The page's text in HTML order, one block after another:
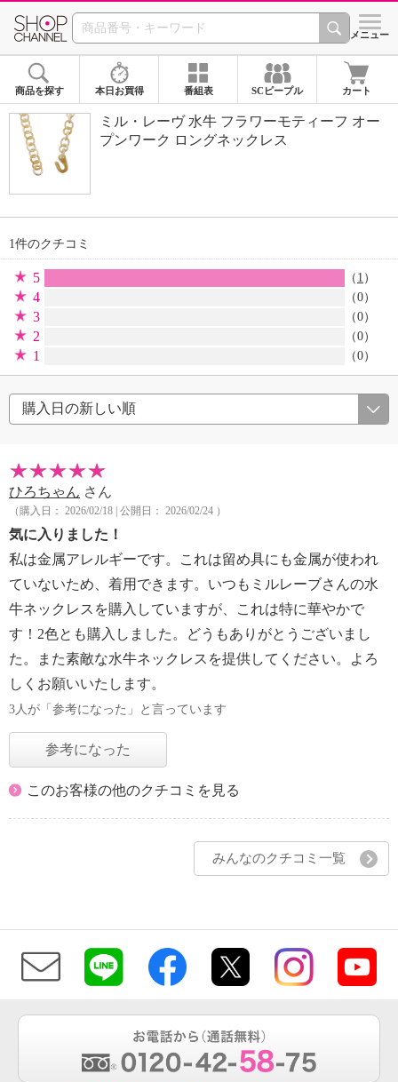
SHOP CHANNEL シメニュー
商品を探す 本日お買得 番組表 SCピープル カート
ミル・レーヴ 水牛 フラワーモティーフ オー
プンワーク ロングネックレス
1件のクチコミ
5 （ 1 ）
4 （0）
3 （0）
2 （0）
1 （0）
ひろちゃん さん
（購入日： 2026/02/18 | 公開日： 2026/02/24 ）
気に入りました！
私は金属アレルギーです。これは留め具にも金属が使われ
ていないため、着用できます。いつもミルレーブさんの水
牛ネックレスを購入していますが、これは特に華やかで
す！2色とも購入しました。どうもありがとうございまし
た。また素敵な水牛ネックレスを提供してください。よろ
しくお願いいたします。
3人が「参考になった」と言っています
参考になった
このお客様の他のクチコミを見る
みんなのクチコミ一覧